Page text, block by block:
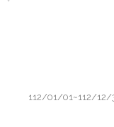
112/01/01~112/12/